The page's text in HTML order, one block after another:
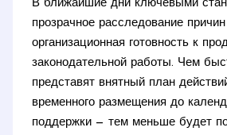
В ближайшие дни ключевыми
прозрачное расследование
организационная готовность к
законодательной работы. Чем
представят внятный план
временного размещения до
поддержки — тем меньше будет